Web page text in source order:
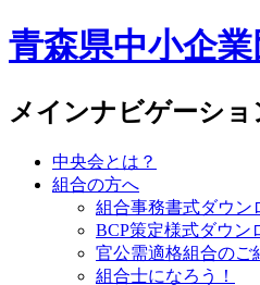
青森県中小企
メインナビゲーショ
中央会とは？
組合の方へ
組合事務書式ダウン
BCP策定様式ダウン
官公需適格組合のご
組合士になろう！